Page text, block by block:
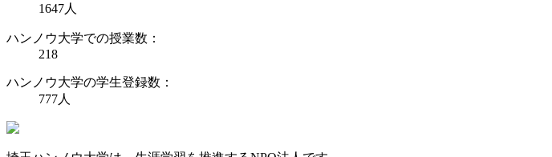
1647人
ハンノウ大学での授業数：
218
ハンノウ大学の学生登録数：
777人